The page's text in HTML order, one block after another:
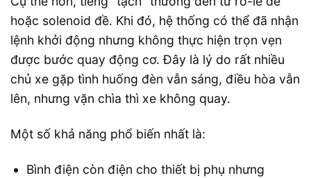
hoặc solenoid đề. Khi đó, hệ thống có thể đã nhận
lệnh khởi động nhưng không thực hiện trọn vẹn
được bước quay động cơ. Đây là lý do rất nhiều
chủ xe gặp tình huống đèn vẫn sáng, điều hòa vẫn
lên, nhưng vặn chìa thì xe không quay.
Một số khả năng phổ biến nhất là:
Bình điện còn điện cho thiết bị phụ nhưng